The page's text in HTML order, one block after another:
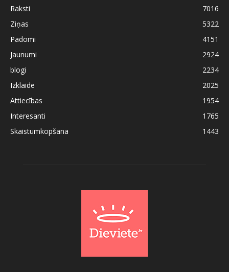
Raksti
7016
Ziņas
5322
Padomi
4151
Jaunumi
2924
blogi
2234
Izklaide
2025
Attiecības
1954
Interesanti
1765
Skaistumkopšana
1443